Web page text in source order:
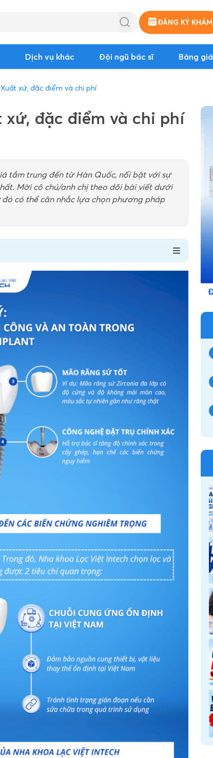
ĐĂNG KÝ KHÁM
Dịch vụ khác Đội ngũ bác sĩ Bảng giá
xứ, đặc điểm và chi phí
đặc điểm và chi phí
tầm trung đến từ Hàn Quốc, nổi bật với sự
Mời cô chú/anh chị theo dõi bài viết dưới
có thể cân nhắc lựa chọn phương pháp